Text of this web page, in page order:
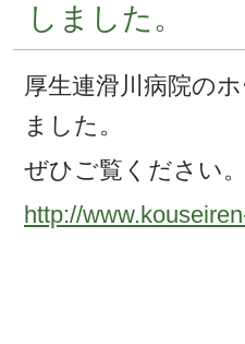
しました。
厚生連滑川病院の
ました。
ぜひご覧ください
http://